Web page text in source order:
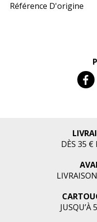
Référence D'origine
DÈS 35 €
JUSQU’À